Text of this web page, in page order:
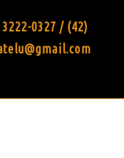
0327 / (42)